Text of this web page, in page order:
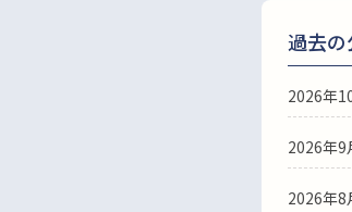
過去
2026年
2026年9
2026年8